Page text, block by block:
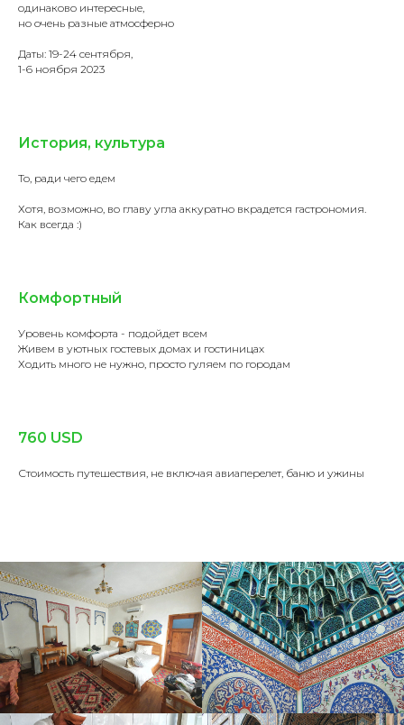
одинаково интересные,
но очень разные атмосферно
Даты: 19-24 сентября,
1-6 ноября 2023
История, культура
То, ради чего едем
Хотя, возможно, во главу угла аккуратно вкрадется гастрономия.
Как всегда :)
Комфортный
Уровень комфорта - подойдет всем
Живем в уютных гостевых домах и гостиницах
Ходить много не нужно, просто гуляем по городам
760 USD
Стоимость путешествия, не включая авиаперелет, баню и ужины